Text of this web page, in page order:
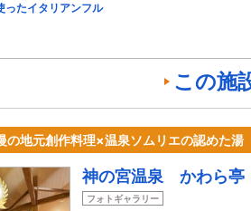
ったイタリアンフル
この施
の地元創作料理×温泉ソムリエの認めた湯
神の宮温泉 かわら亭
フォトギャラリー